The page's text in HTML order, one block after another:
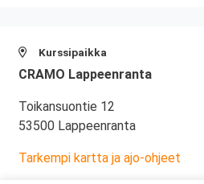
Kurssipaikka
CRAMO Lappeenranta
Toikansuontie 12
53500 Lappeenranta
Tarkempi kartta ja ajo-ohjeet